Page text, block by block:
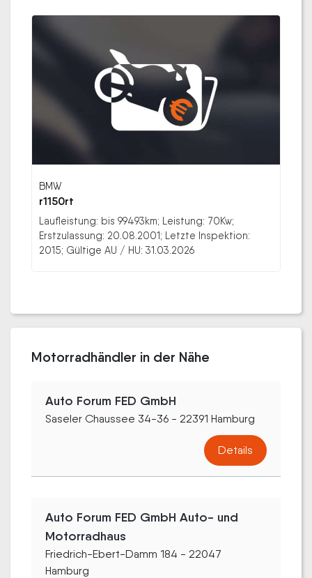
BMW
r1150rt
Laufleistung: bis 99493km; Leistung: 70Kw;
Erstzulassung: 20.08.2001; Letzte Inspektion:
2015; Gültige AU / HU: 31.03.2026
Motorradhändler in der Nähe
Auto Forum FED GmbH
Saseler Chaussee 34-36 - 22391 Hamburg
Details
Auto Forum FED GmbH Auto- und
Motorradhaus
Friedrich-Ebert-Damm 184 - 22047
Hamburg